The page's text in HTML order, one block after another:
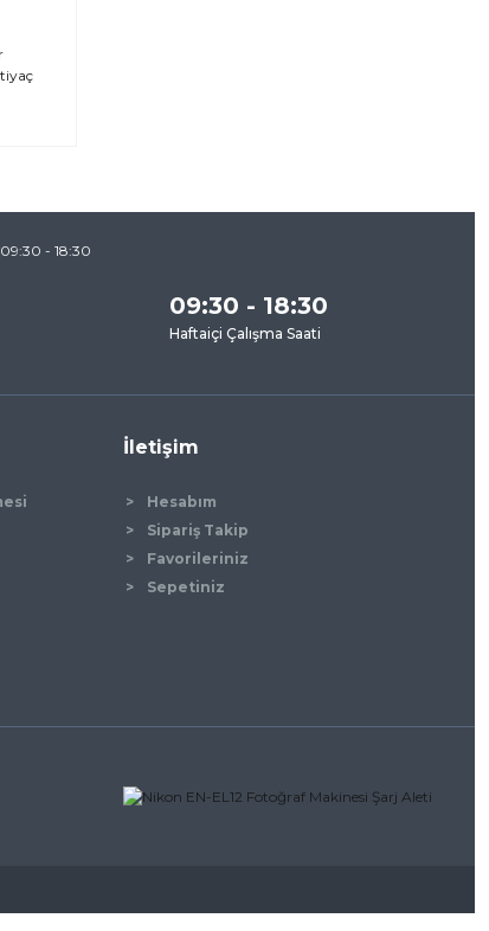
09:30 - 18:30
Haftaiçi Çalışma Saati
İletişim
Hesabım
Sipariş Takip
Favorileriniz
Sepetiniz